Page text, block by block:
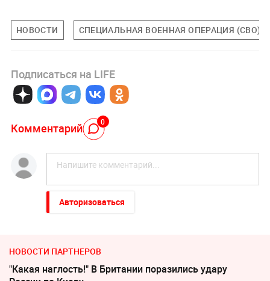
НОВОСТИ СПЕЦИАЛЬНАЯ ВОЕННАЯ ОПЕРАЦИЯ (СВО)
Подписаться на LIFE
Комментарий 0
Авторизоваться
НОВОСТИ ПАРТНЕРОВ
"Какая наглость!" В Британии поразились удару